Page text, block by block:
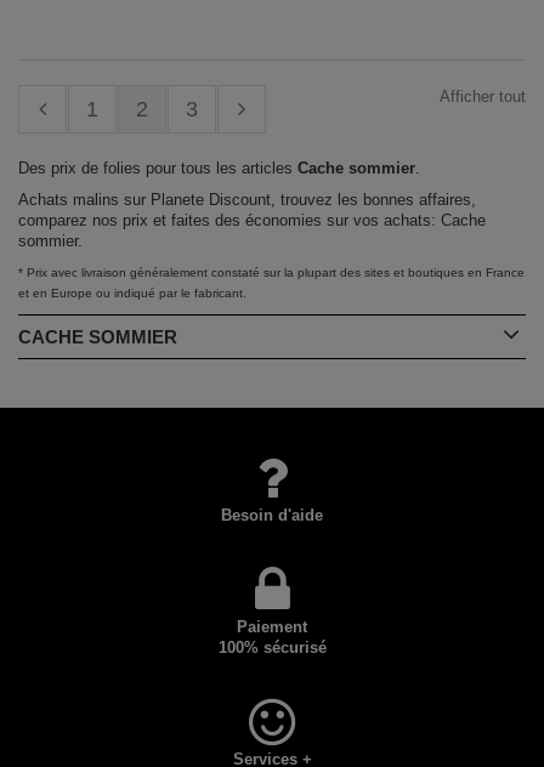
Afficher tout
1 2 3
Des prix de folies pour tous les articles Cache sommier.
Achats malins sur Planete Discount, trouvez les bonnes affaires,
comparez nos prix et faites des économies sur vos achats: Cache
sommier.
* Prix avec livraison généralement constaté sur la plupart des sites et boutiques en France
et en Europe ou indiqué par le fabricant.
CACHE SOMMIER
Besoin d'aide
Paiement
100% sécurisé
Services +